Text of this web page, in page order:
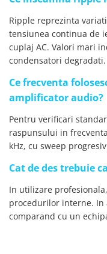
Ripple reprezinta
tensiunea continua de
cuplaj AC. Valori mari
condensatori degradati.
Ce frecventa
amplificator audio?
Pentru verificari
raspunsului in
kHz, cu sweep
Cat de des trebuie
In utilizare
procedurilor interne. In
comparand cu un